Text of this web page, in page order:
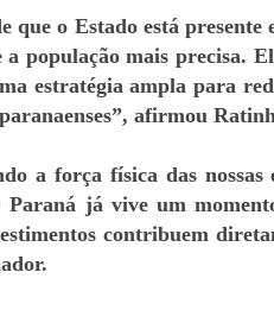
que o Estado está presente
população mais precisa.
estratégia ampla para
afirmou
a força física das
Paraná já vive um
contribuem